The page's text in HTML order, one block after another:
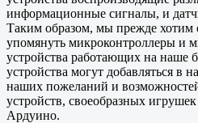
информационные сигналы, и
Таким образом, мы прежде хотим
упомянуть микроконтроллеры и
устройства работающих на наше
устройства могут добавляться в
наших пожеланий и
устройств, своеобразных
Ардуино.